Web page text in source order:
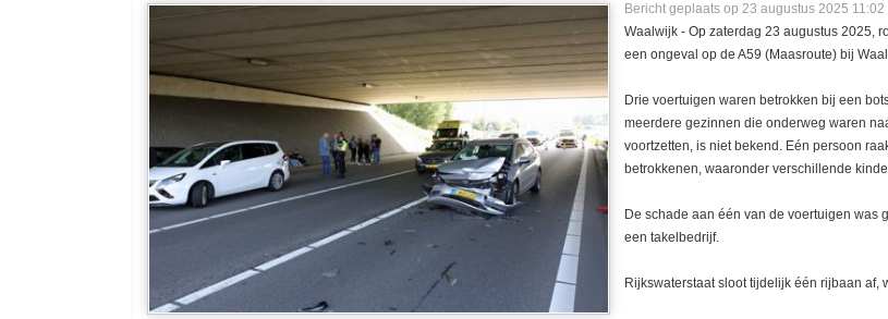
Bericht geplaats op 23 augustus 2025 11:02
Waalwijk - Op zaterdag 23 augustus 2025,
een ongeval op de A59 (Maasroute) bij
Drie voertuigen waren betrokken bij een
meerdere gezinnen die onderweg waren
voortzetten, is niet bekend. Eén persoon
betrokkenen, waaronder verschillende
De schade aan één van de voertuigen was
een takelbedrijf.
Rijkswaterstaat sloot tijdelijk één rijbaan af,